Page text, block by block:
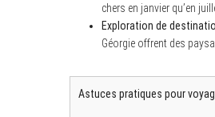
chers en janvier qu’en
Exploration de
Géorgie offrent des
Astuces pratiques pour